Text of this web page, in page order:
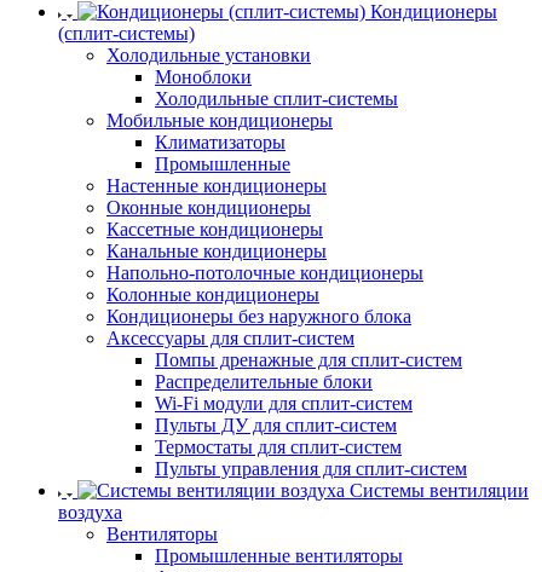
Кондиционеры
(сплит-системы)
Холодильные установки
Моноблоки
Холодильные сплит-системы
Мобильные кондиционеры
Климатизаторы
Промышленные
Настенные кондиционеры
Оконные кондиционеры
Кассетные кондиционеры
Канальные кондиционеры
Напольно-потолочные кондиционеры
Колонные кондиционеры
Кондиционеры без наружного блока
Аксессуары для сплит-систем
Помпы дренажные для сплит-систем
Распределительные блоки
Wi-Fi модули для сплит-систем
Пульты ДУ для сплит-систем
Термостаты для сплит-систем
Пульты управления для сплит-систем
Системы вентиляции
воздуха
Вентиляторы
Промышленные вентиляторы